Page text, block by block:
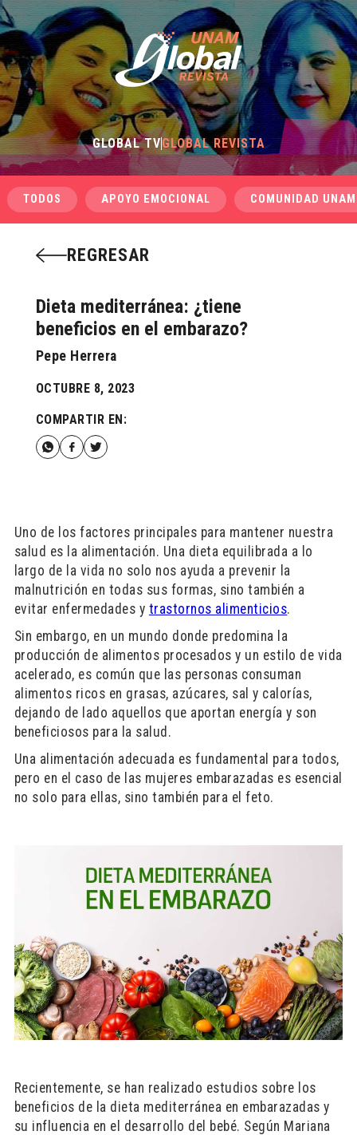
GLOBAL TVGLOBAL REVISTA
TODOS APOYO EMOCIONAL COMUNIDAD UNAM
REGRESAR
Dieta mediterránea: ¿tiene
beneficios en el embarazo?
Pepe Herrera
OCTUBRE 8, 2023
COMPARTIR EN:
Uno de los factores principales para mantener nuestra
salud es la alimentación. Una dieta equilibrada a lo
largo de la vida no solo nos ayuda a prevenir la
malnutrición en todas sus formas, sino también a
evitar enfermedades y trastornos alimenticios.
Sin embargo, en un mundo donde predomina la
producción de alimentos procesados y un estilo de vida
acelerado, es común que las personas consuman
alimentos ricos en grasas, azúcares, sal y calorías,
dejando de lado aquellos que aportan energía y son
beneficiosos para la salud.
Una alimentación adecuada es fundamental para todos,
pero en el caso de las mujeres embarazadas es esencial
no solo para ellas, sino también para el feto.
Recientemente, se han realizado estudios sobre los
beneficios de la dieta mediterránea en embarazadas y
su influencia en el desarrollo del bebé. Según Mariana